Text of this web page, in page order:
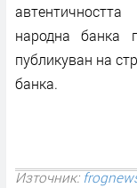
народна банка
публикуван на
банка.
Източник: